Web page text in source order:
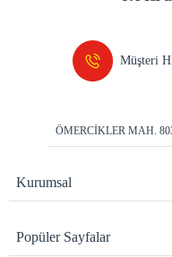
Müşteri
ÖMERCİKLER MAH.
Kurumsal
Popüler Sayfalar